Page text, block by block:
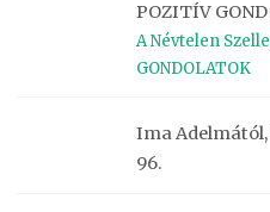
POZITÍV
A Névtelen
GONDOLATOK
Ima Adelmától,
96.